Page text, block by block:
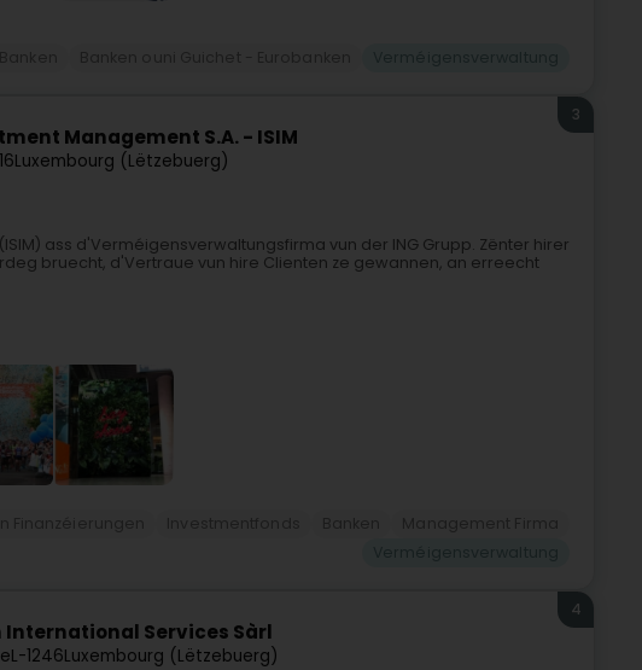
Management S.A. - ISIM
Luxembourg (Lëtzebuerg)
3
ass d'Verméigensverwaltungsfirma vun der ING Grupp. Zënter hirer
bruecht, d'Vertraue vun hire Clienten ze gewannen, an erreecht
Services Sàrl
L-1246Luxembourg (Lëtzebuerg)
4